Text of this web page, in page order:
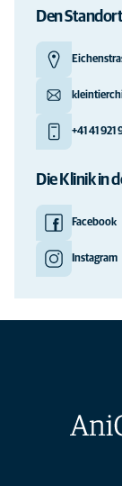
Den
+41 41 921
Die Klinik in
Facebook
Instagram